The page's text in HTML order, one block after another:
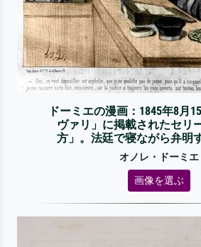
ドーミエの漫画：1845年8月
ヴァリ」に掲載されたセリ
方」。法廷で寝ながら弁明
オノレ・ドーミエ
画像を選ぶ